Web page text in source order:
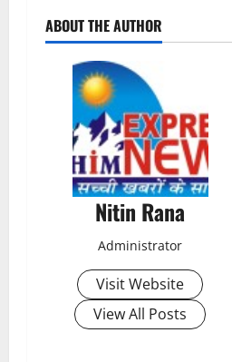
o
ABOUT THE AUTHOR
Nitin Rana
Administrator
Visit Website
View All Posts